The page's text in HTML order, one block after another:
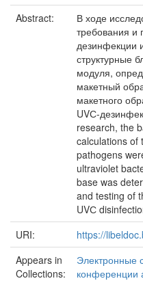
Abstract:
В ходе
требования и
дезинфекции
структурные
модуля,
макетный
макетного
UVС-
research, the
calculations of
pathogens
ultraviolet
base was
and testing of
UVС
URI:
https://
Appears in
Collections:
Электронные
конференции